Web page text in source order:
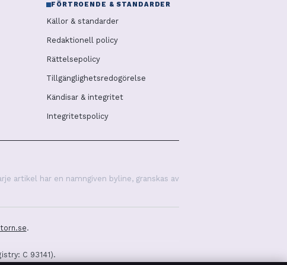
FÖRTROENDE & STANDARDER
Källor & standarder
Redaktionell policy
Rättelsepolicy
Tillgänglighetsredogörelse
Kändisar & integritet
Integritetspolicy
artikel har en namngiven byline, granskas av
.
C 93141).